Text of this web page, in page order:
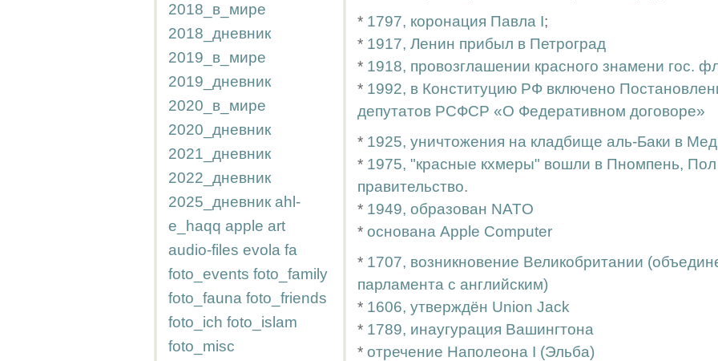
2018_в_мире
2018_дневник
2019_в_мире
2019_дневник
2020_в_мире
2020_дневник
2021_дневник
2022_дневник
2025_дневник ahl-
e_haqq apple art
audio-files evola fa
foto_events foto_family
foto_fauna foto_friends
foto_ich foto_islam
foto_misc
* 1797, коронация Павла I;
* 1917, Ленин прибыл в Петроград
* 1918, провозглашении красного знамени гос.
* 1992, в Конституцию РФ включено
депутатов РСФСР «О Федеративном договоре»
* 1925, уничтожения на кладбище аль-Баки в
* 1975, "красные кхмеры" вошли в Пномпень, Пол
правительство.
* 1949, образован NATO
* основана Apple Computer
* 1707, возникновение Великобритании
парламента с английским)
* 1606, утверждён Union Jack
* 1789, инаугурация Вашингтона
* отречение Наполеона I (Эльба)